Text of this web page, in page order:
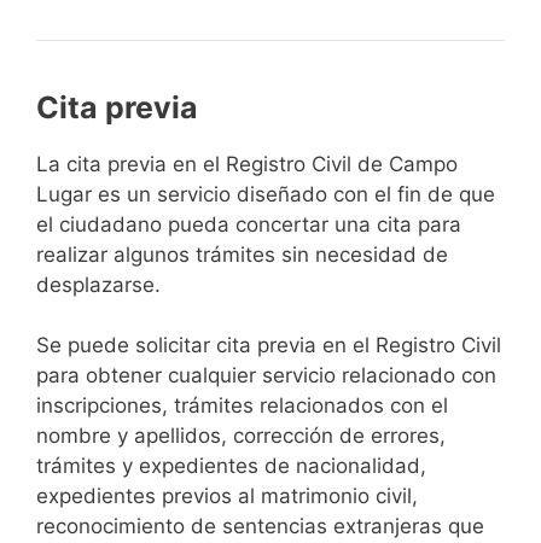
Cita previa
​​​​​​​​​​​​​​​​​​​​​​​​​​​​La cita previa en el Registro Civil de Campo
Lugar es un servicio diseñado con el fin de que
el ciudadano pueda concertar una cita para
realizar algunos trámites sin necesidad de
desplazarse.​
Se puede solicitar cita previa en el Registro Civil
para obtener cualquier servicio relacionado con
inscripciones, trámites relacionados con el
nombre y apellidos, corrección de errores,
trámites y expedientes de nacionalidad,
expedientes previos al matrimonio civil,
reconocimiento de sentencias extranjeras que